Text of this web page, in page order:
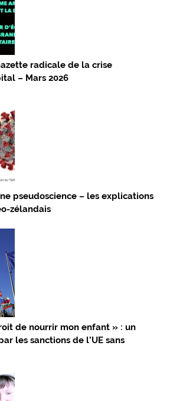
radicale de la crise
– Mars 2026
pseudoscience – les explications
zélandais
de nourrir mon enfant » : un
les sanctions de l’UE sans